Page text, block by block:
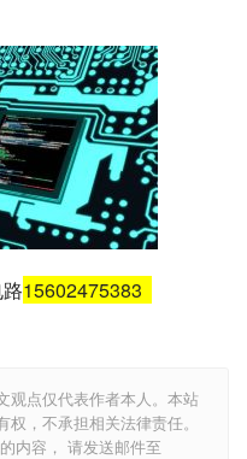
15602475383
观点仅代表作者本人。本站
，不承担相关法律责任。
内容， 请发送邮件至